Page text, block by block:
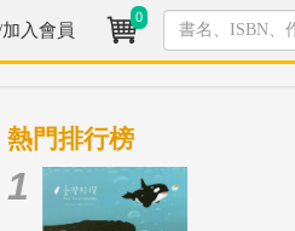
入會員
0
熱門排行榜
1